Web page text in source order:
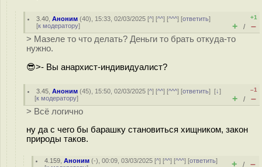
3.40 ,Аноним (40), 15:33, 02/03/2025 [^] [^^] [^^^] [ответить]
[к модератору]
+1
+ / –
> Мазеле то что делать? Деньги то брать откуда-то
нужно.
😎>- Вы анархист-индивидуалист?
3.45 ,Аноним (45), 15:50, 02/03/2025 [^] [^^] [^^^] [ответить][↓]
[к модератору]
–1
+ / –
> Всё логично
ну да с чего бы барашку становиться хищником, закон
природы таков.
4.159 ,Аноним (-), 00:09, 03/03/2025 [^] [^^] [^^^] [ответить]
+ / –